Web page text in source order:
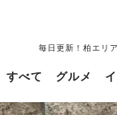
毎日更新！柏エリ
すべて グルメ